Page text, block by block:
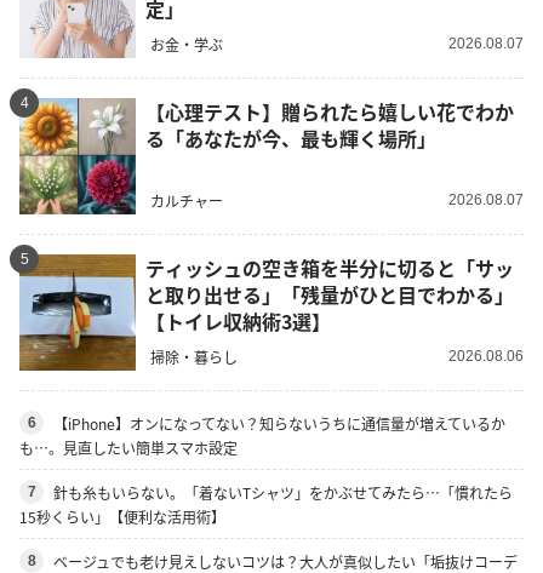
定」
お金・学ぶ 2026.08.07
4
【心理テスト】贈られたら嬉しい花でわか
る「あなたが今、最も輝く場所」
カルチャー 2026.08.07
5
ティッシュの空き箱を半分に切ると「サッ
と取り出せる」「残量がひと目でわかる」
【トイレ収納術3選】
掃除・暮らし 2026.08.06
6
【iPhone】オンになってない？知らないうちに通信量が増えているか
も…。見直したい簡単スマホ設定
7
針も糸もいらない。「着ないTシャツ」をかぶせてみたら…「慣れたら
15秒くらい」【便利な活用術】
8
ベージュでも老け見えしないコツは？大人が真似したい「垢抜けコーデ